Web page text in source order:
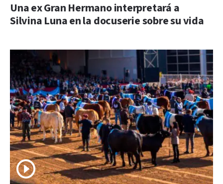
Una ex Gran Hermano interpretará a
Silvina Luna en la docuserie sobre su vida